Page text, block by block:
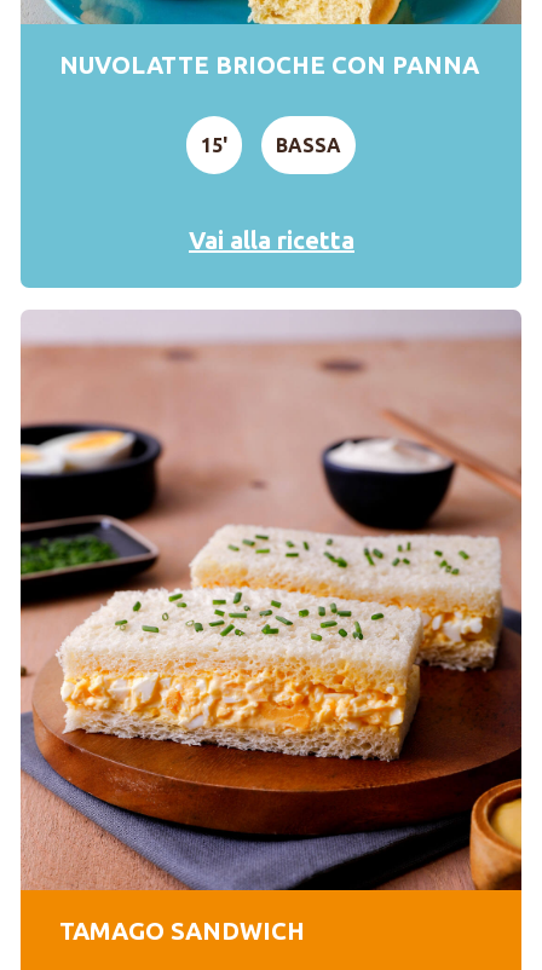
NUVOLATTE BRIOCHE CON PANNA
15' BASSA
Vai alla ricetta
TAMAGO SANDWICH